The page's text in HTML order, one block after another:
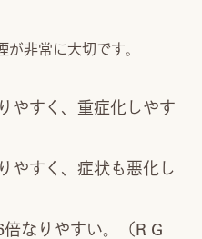
非常に大切です。
やすく、重症化しやす
やすく、症状も悪化し
なりやすい。（R G